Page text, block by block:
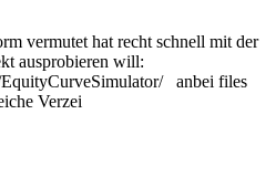
vermutet hat recht schnell mit der
ausprobieren will:
anbei files
Verzei